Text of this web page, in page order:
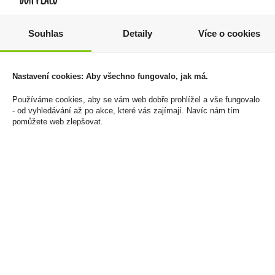
Zapalovač Clipper
CP11RH Space Area
544 Kč
Skladem:5 - 50 balení
Monin Chocolate
299 Kč
Skladem:do 5 ks
Souhlas Detaily Více o cookies
Nastavení cookies: Aby všechno fungovalo, jak má.
Používáme cookies, aby se vám web dobře prohlížel a vše fungovalo
- od vyhledávání až po akce, které vás zajímají. Navíc nám tím
pomůžete web zlepšovat.